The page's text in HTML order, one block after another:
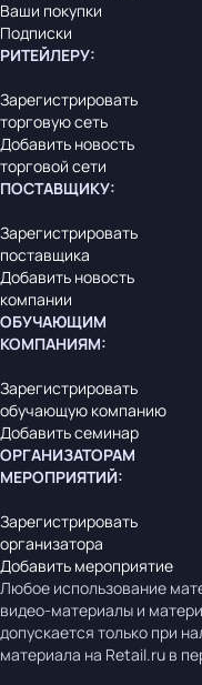
Ваши покупки
Подписки
РИТЕЙЛЕРУ:
Зарегистрировать
торговую сеть
Добавить новость
торговой сети
ПОСТАВЩИКУ:
Зарегистрировать
поставщика
Добавить новость
компании
ОБУЧАЮЩИМ
КОМПАНИЯМ:
Зарегистрировать
обучающую компанию
Добавить семинар
ОРГАНИЗАТОРАМ
МЕРОПРИЯТИЙ:
Зарегистрировать
организатора
Добавить мероприятие
Любое использование
видео-материалы и
допускается только при
материала на Retail.ru в